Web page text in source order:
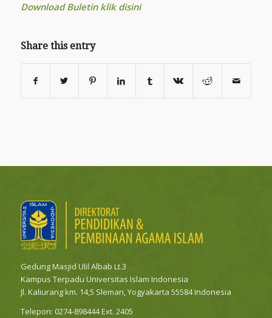
Download Buletin klik disini
Share this entry
Gedung Masjid Ulil Albab Lt.3
Kampus Terpadu Universitas Islam Indonesia
Jl. Kaliurang km. 14,5 Sleman, Yogyakarta 55584 Indonesia
Telepon: 0274-898444 Ext. 2405